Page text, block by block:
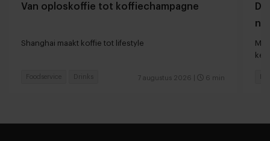
Van oploskoffie tot koffiechampagne
Shanghai maakt koffie tot lifestyle
7 augustus 2026 6 min
Foodservice Drinks